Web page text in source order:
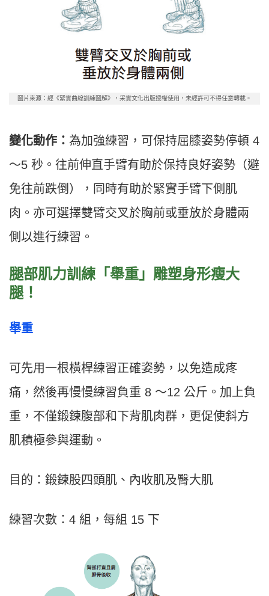
圖片來源：經《緊實曲線訓練圖解》，采實文化出版授權使用，未經許可不得任意轉載。
變化動作： 為加強練習，可保持屈膝姿勢停頓 4
～5 秒。往前伸直手臂有助於保持良好姿勢（避
免往前跌倒），同時有助於緊實手臂下側肌
肉。亦可選擇雙臂交叉於胸前或垂放於身體兩
側以進行練習。
腿部肌力訓練「舉重」雕塑身形瘦大
腿！
舉重
可先用一根橫桿練習正確姿勢，以免造成疼
痛，然後再慢慢練習負重 8 ～12 公斤。加上負
重，不僅鍛鍊腹部和下背肌肉群，更促使斜方
肌積極參與運動。
目的：鍛鍊股四頭肌、內收肌及臀大肌
練習次數：4 組，每組 15 下